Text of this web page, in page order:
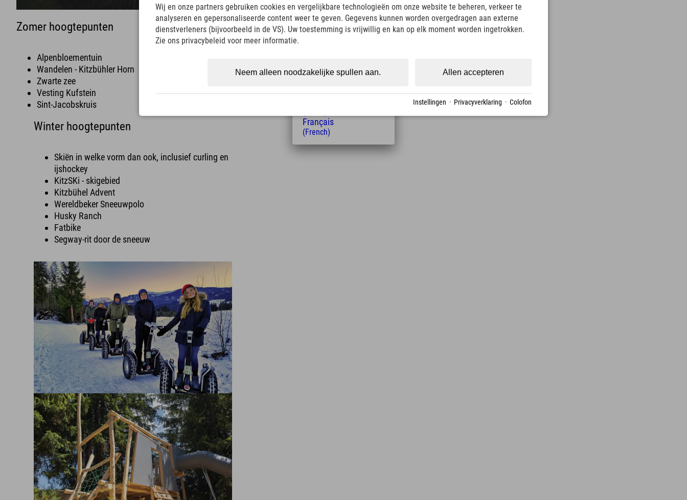
Zomer hoogtepunten
Alpenbloementuin
Wandelen - Kitzbühler Horn
Zwarte zee
Vesting Kufstein
Sint-Jacobskruis
Winter hoogtepunten
Skiën in welke vorm dan ook, inclusief curling en
ijshockey
KitzSKi - skigebied
Kitzbühel Advent
Wereldbeker Sneeuwpolo
Husky Ranch
Fatbike
Segway-rit door de sneeuw
Wij en onze partners gebruiken cookies en vergelijkbare technologieën om onze website te beheren, verkeer te
analyseren en gepersonaliseerde content weer te geven. Gegevens kunnen worden overgedragen aan externe
dienstverleners (bijvoorbeeld in de VS). Uw toestemming is vrijwillig en kan op elk moment worden ingetrokken.
Zie ons privacybeleid voor meer informatie.
Allen accepteren
Neem alleen noodzakelijke spullen aan.
Instellingen · Privacyverklaring · Colofon
(English)
Italiano
(Italian)
(Polish)
(Hungarian)
Français
(French)